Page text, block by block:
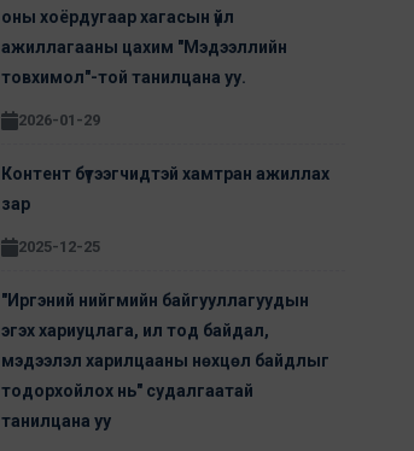
оны хоёрдугаар хагасын үйл
ажиллагааны цахим "Мэдээллийн
товхимол"-той танилцана уу.
2026-01-29
Контент бүтээгчидтэй хамтран ажиллах
зар
2025-12-25
"Иргэний нийгмийн байгууллагуудын
эгэх хариуцлага, ил тод байдал,
мэдээлэл харилцааны нөхцөл байдлыг
тодорхойлох нь" судалгаатай
танилцана уу